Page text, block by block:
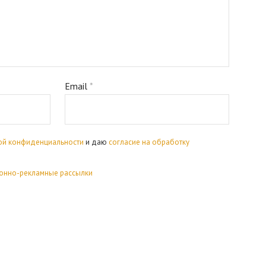
Email *
конфиденциальности и даю согласие на обработку
рекламные рассылки